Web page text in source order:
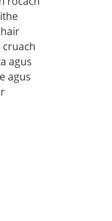
agus
agus